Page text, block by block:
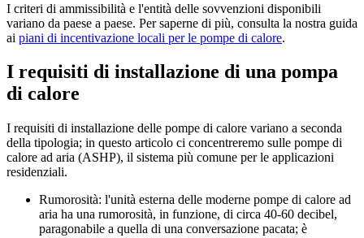
I criteri di ammissibilità e l'entità delle sovvenzioni disponibili
variano da paese a paese. Per saperne di più, consulta la nostra guida
ai piani di incentivazione locali per le pompe di calore.
I requisiti di installazione di una pompa
di calore
I requisiti di installazione delle pompe di calore variano a seconda
della tipologia; in questo articolo ci concentreremo sulle pompe di
calore ad aria (ASHP), il sistema più comune per le applicazioni
residenziali.
Rumorosità: l'unità esterna delle moderne pompe di calore ad
aria ha una rumorosità, in funzione, di circa 40-60 decibel,
paragonabile a quella di una conversazione pacata; è